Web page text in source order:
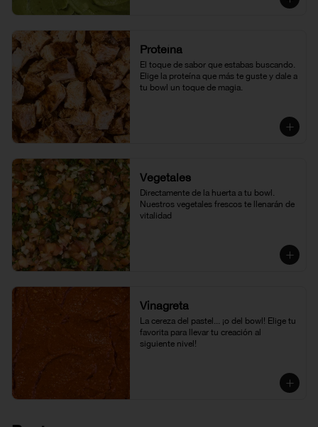
Proteína
El toque de sabor que estabas buscando.
Elige la proteína que más te guste y dale a
tu bowl un toque de magia.
Vegetales
Directamente de la huerta a tu bowl.
Nuestros vegetales frescos te llenarán de
vitalidad
Vinagreta
La cereza del pastel... ¡o del bowl! Elige tu
favorita para llevar tu creación al
siguiente nivel!